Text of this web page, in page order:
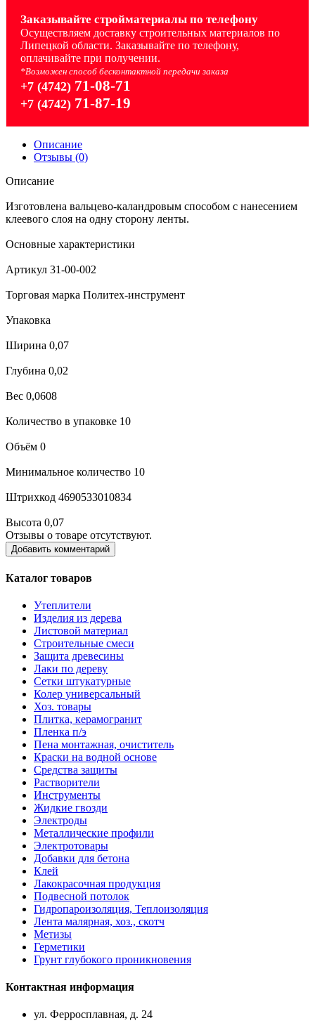
Заказывайте стройматериалы по телефону
Осуществляем доставку строительных материалов по
Липецкой области. Заказывайте по телефону,
оплачивайте при получении.
*Возможен способ бесконтактной передачи заказа
+7 (4742) 71-08-71
+7 (4742) 71-87-19
Описание
Отзывы (0)
Описание
Изготовлена вальцево-каландровым способом с нанесением
клеевого слоя на одну сторону ленты.
Основные характеристики
Артикул 31-00-002
Торговая марка Политех-инструмент
Упаковка
Ширина 0,07
Глубина 0,02
Вес 0,0608
Количество в упаковке 10
Объём 0
Минимальное количество 10
Штрихкод 4690533010834
Высота 0,07
Отзывы о товаре отсутствуют.
Добавить комментарий
Каталог товаров
Утеплители
Изделия из дерева
Листовой материал
Строительные смеси
Защита древесины
Лаки по дереву
Сетки штукатурные
Колер универсальный
Хоз. товары
Плитка, керамогранит
Пленка п/э
Пена монтажная, очиститель
Краски на водной основе
Средства защиты
Растворители
Инструменты
Жидкие гвозди
Электроды
Металлические профили
Электротовары
Добавки для бетона
Клей
Лакокрасочная продукция
Подвесной потолок
Гидропароизоляция, Теплоизоляция
Лента малярная, хоз., скотч
Метизы
Герметики
Грунт глубокого проникновения
Контактная информация
ул. Ферросплавная, д. 24